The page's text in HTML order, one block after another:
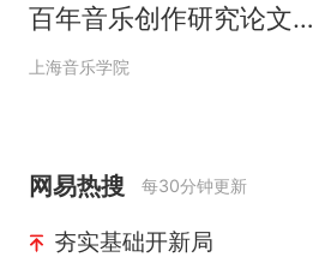
百年音乐创作研究论文征
集
上海音乐学院
网易热搜 每30分钟更新
夯实基础开新局